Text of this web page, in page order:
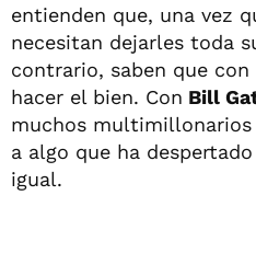
entienden que, una vez
necesitan dejarles toda
contrario, saben que
hacer el bien. Con Bill
muchos multimillonarios
a algo que ha
igual.